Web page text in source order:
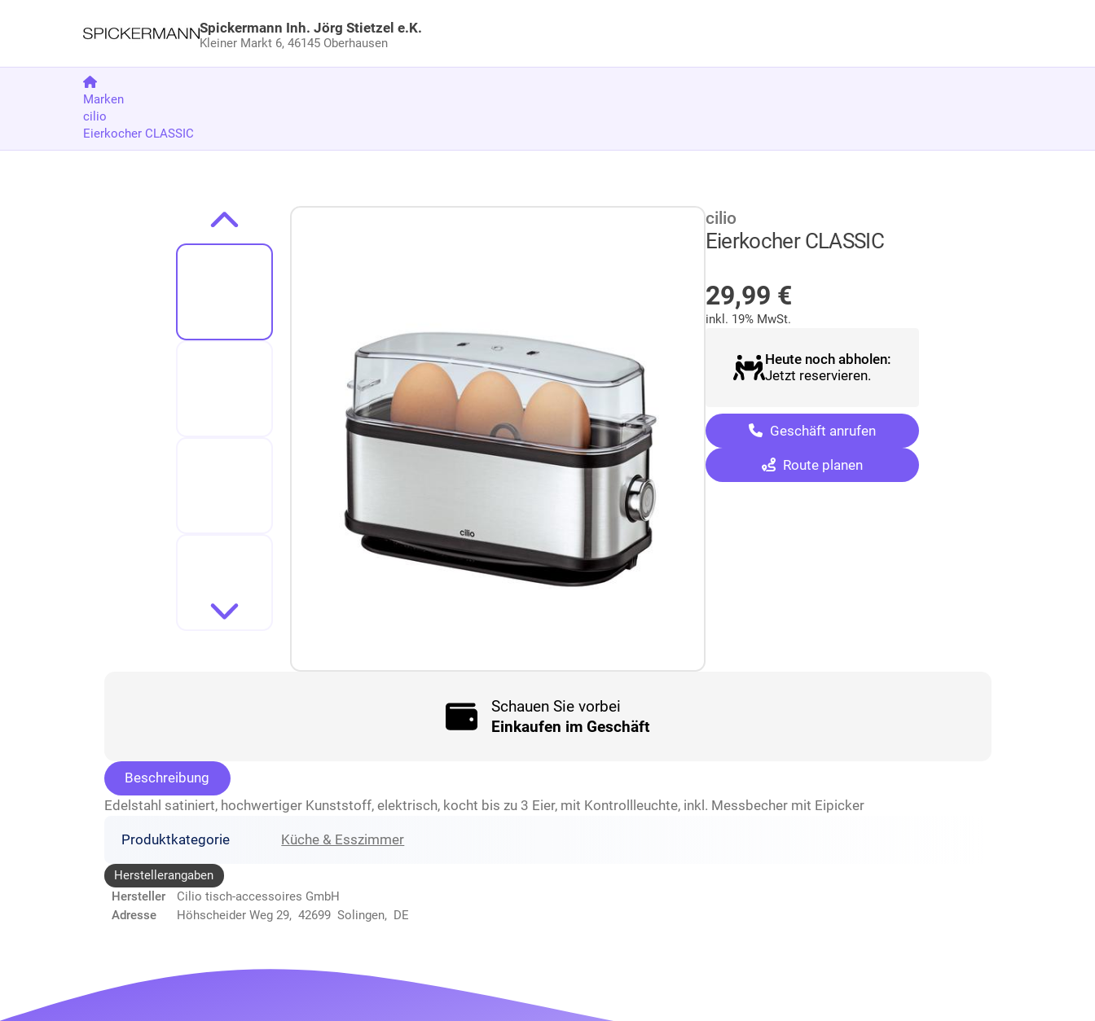
Spickermann Inh. Jörg Stietzel e.K.
Kleiner Markt 6, 46145 Oberhausen
Marken
cilio
Eierkocher CLASSIC
Zur Produktbeschreibung springen cilio
Eierkocher CLASSIC
29,99 €
inkl. 19% MwSt.
Heute noch abholen:
Jetzt reservieren.
Geschäft anrufen
Route planen
Schauen Sie vorbei
Einkaufen im Geschäft
Beschreibung
Edelstahl satiniert, hochwertiger Kunststoff, elektrisch, kocht bis zu 3 Eier, mit Kontrollleuchte, inkl. Messbecher mit Eipicker
Produktkategorie Küche & Esszimmer
Herstellerangaben
Hersteller
Cilio tisch-accessoires GmbH
Adresse
Höhscheider Weg 29, 42699 Solingen, DE